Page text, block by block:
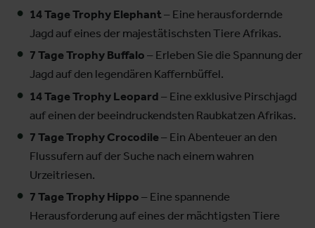
14 Tage Trophy Elephant– Eine herausfordernde
Jagd auf eines der majestätischsten Tiere Afrikas.
7 Tage Trophy Buffalo – Erleben Sie die Spannung der
Jagd auf den legendären Kaffernbüffel.
14 Tage Trophy Leopard – Eine exklusive Pirschjagd
auf einen der beeindruckendsten Raubkatzen Afrikas.
7 Tage Trophy Crocodile– Ein Abenteuer an den
Flussufern auf der Suche nach einem wahren
Urzeitriesen.
7 Tage Trophy Hippo – Eine spannende
Herausforderung auf eines der mächtigsten Tiere